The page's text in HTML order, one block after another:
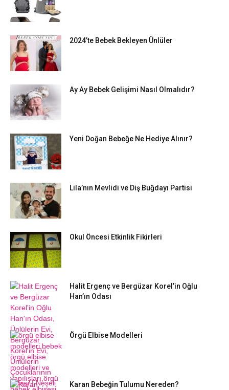
2024’te Bebek Bekleyen Ünlüler
Ay Ay Bebek Gelişimi Nasıl Olmalıdır?
Yeni Doğan Bebeğe Ne Hediye Alınır?
Lila’nın Mevlidi ve Diş Buğdayı Partisi
Okul Öncesi Etkinlik Fikirleri
Halit Ergenç ve Bergüzar Korel’in Oğlu
Han’ın Odası
Örgü Elbise Modelleri
Karan Bebeğin Tulumu Nereden?